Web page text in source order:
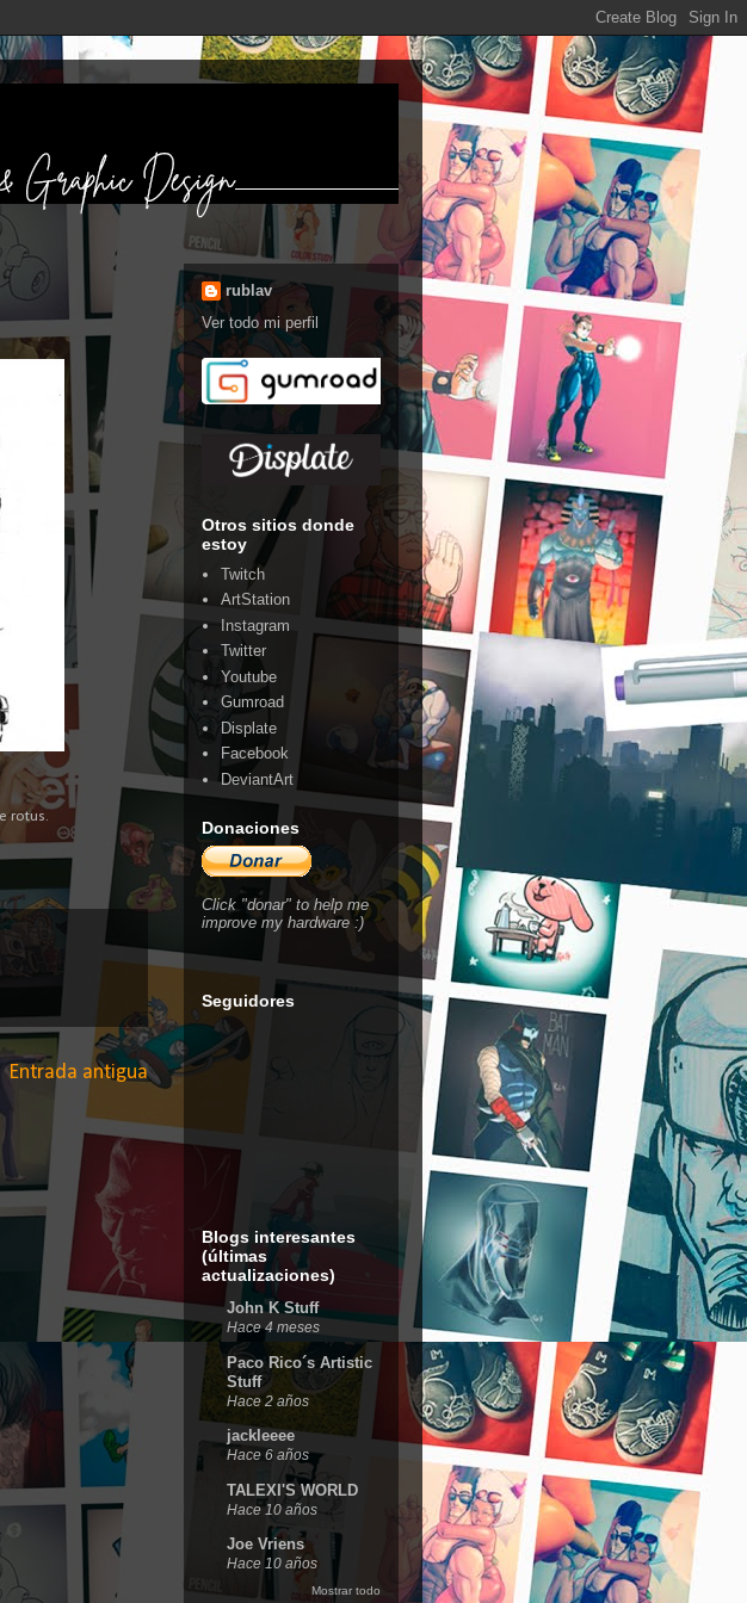
rotus.
Entrada antigua
rublav
Ver todo mi perfil
Otros sitios donde
estoy
Twitch
ArtStation
Instagram
Twitter
Youtube
Gumroad
Displate
Facebook
DeviantArt
Donaciones
Click "donar" to help me
improve my hardware :)
Seguidores
Blogs interesantes
(últimas
actualizaciones)
John K Stuff
Hace 4 meses
Paco Rico´s Artistic
Stuff
Hace 2 años
jackleeee
Hace 6 años
TALEXI'S WORLD
Hace 10 años
Joe Vriens
Hace 10 años
Mostrar todo